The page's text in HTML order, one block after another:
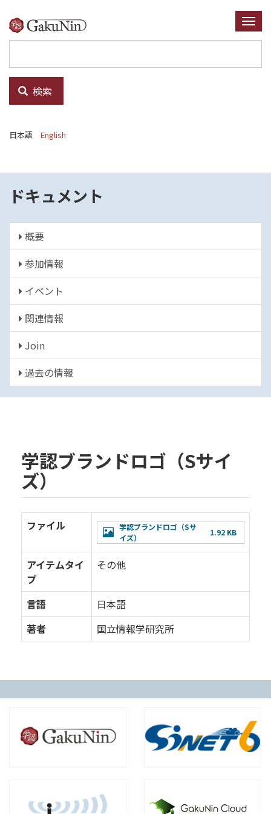
イ
ン
ン
テ
ツ
検索
日本語 English
ドキュメント
概要
参加情報
イベント
関連情報
Join
過去の情報
学認ブランドロゴ（Sサイ
ズ）
ファイル File 学認ブランドロゴ（Sサ
イズ）
1.92 KB
アイテムタイ
プ
その他
言語
日本語
著者
国立情報学研究所